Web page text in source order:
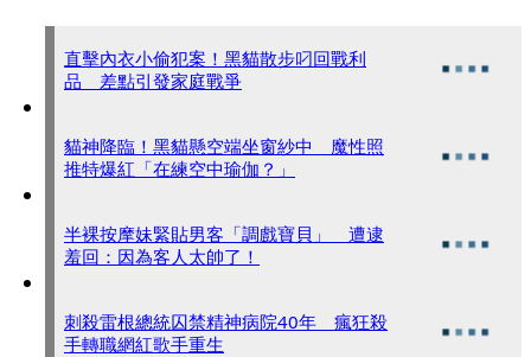
直擊內衣小偷犯案！黑貓散步叼回戰利
品 差點引發家庭戰爭
貓神降臨！黑貓懸空端坐窗紗中 魔性照
推特爆紅「在練空中瑜伽？」
半裸按摩妹緊貼男客「調戲寶貝」 遭逮
羞回：因為客人太帥了！
刺殺雷根總統囚禁精神病院40年 瘋狂殺
手轉職網紅歌手重生